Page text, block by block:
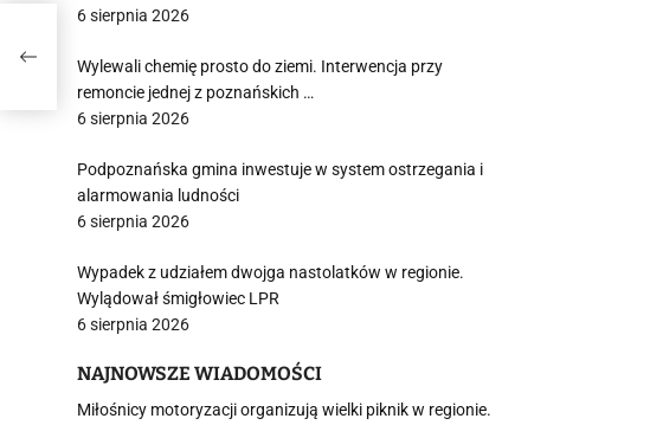
6 sierpnia 2026
Wylewali chemię prosto do ziemi. Interwencja przy
remoncie jednej z poznańskich …
6 sierpnia 2026
Podpoznańska gmina inwestuje w system ostrzegania i
alarmowania ludności
6 sierpnia 2026
Wypadek z udziałem dwojga nastolatków w regionie.
Wylądował śmigłowiec LPR
6 sierpnia 2026
NAJNOWSZE WIADOMOŚCI
Miłośnicy motoryzacji organizują wielki piknik w regionie.